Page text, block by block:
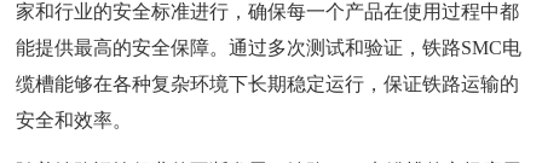
家和行业的安全标准进行，确保每一个产品在使用过程中都
能提供最高的安全保障。通过多次测试和验证，铁路SMC电
缆槽能够在各种复杂环境下长期稳定运行，保证铁路运输的
安全和效率。